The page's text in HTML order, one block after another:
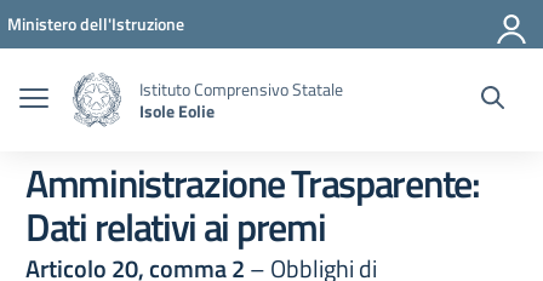
Vai ai contenuti
Vai al menu di navigazione
Vai al footer
Ministero dell'Istruzione
Istituto Comprensivo Statale
Isole Eolie
Amministrazione Trasparente:
Dati relativi ai premi
Articolo 20, comma 2– Obblighi di